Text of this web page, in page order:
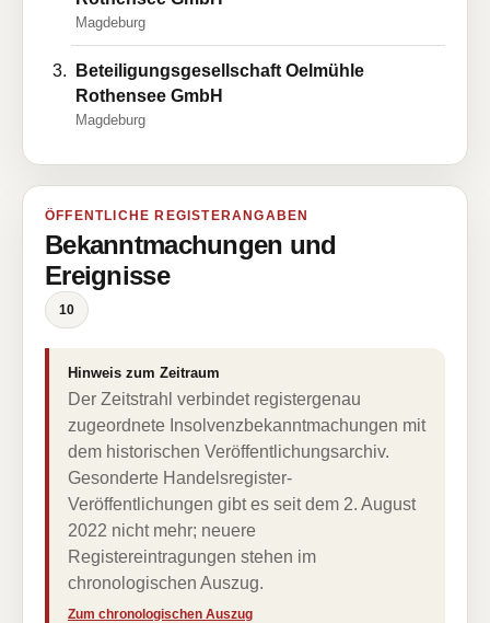
Magdeburg
Beteiligungsgesellschaft Oelmühle
Rothensee GmbH
Magdeburg
ÖFFENTLICHE REGISTERANGABEN
Bekanntmachungen und
Ereignisse
10
Hinweis zum Zeitraum
Der Zeitstrahl verbindet registergenau
zugeordnete Insolvenzbekanntmachungen mit
dem historischen Veröffentlichungsarchiv.
Gesonderte Handelsregister-
Veröffentlichungen gibt es seit dem 2. August
2022 nicht mehr; neuere
Registereintragungen stehen im
chronologischen Auszug.
Zum chronologischen Auszug